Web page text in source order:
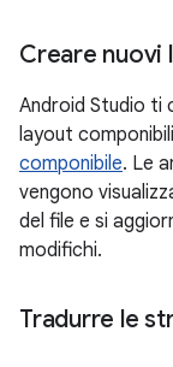
Creare nuovi
Android Studio ti
layout
componibile. Le
vengono
del file e si
modifichi.
Tradurre le